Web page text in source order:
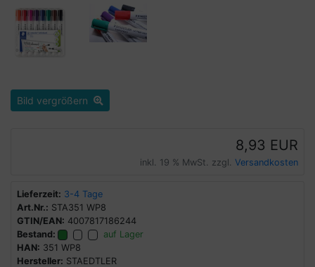
Bild vergrößern
8,93 EUR
inkl. 19 % MwSt. zzgl. Versandkosten
Lieferzeit: 3-4 Tage
Art.Nr.: STA351 WP8
GTIN/EAN: 4007817186244
Bestand:
auf Lager
HAN: 351 WP8
Hersteller: STAEDTLER